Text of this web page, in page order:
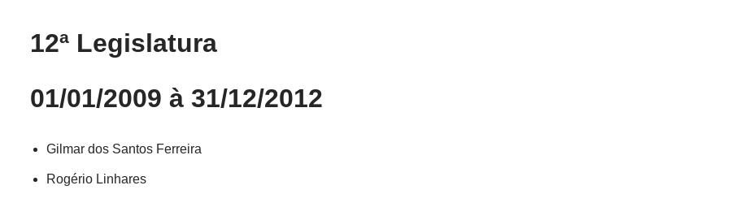
12ª Legislatura
01/01/2009 à 31/12/2012
Gilmar dos Santos Ferreira
Rogério Linhares